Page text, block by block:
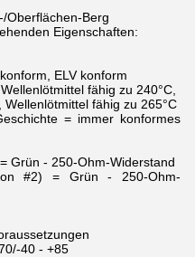
Oberflächen-Berg
Eigenschaften:
ELV konform
fähig zu 240°C,
fähig zu 265°C
= immer konformes
Grün - 250-Ohm-Widerstand
#2) = Grün - 250-Ohm-
40 - +85